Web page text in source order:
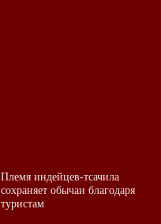
Племя индейцев-тсачила
сохраняет обычаи благодаря
туристам